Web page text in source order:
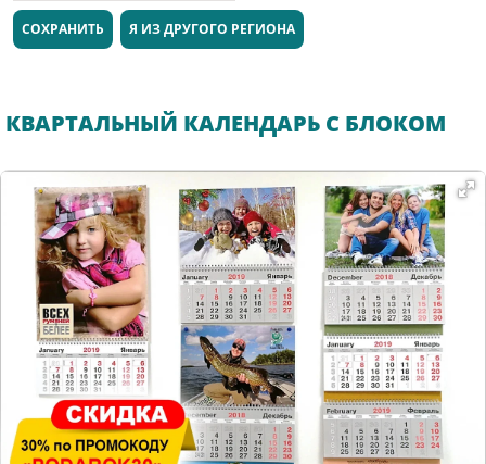
СОХРАНИТЬ Я ИЗ ДРУГОГО РЕГИОНА
КВАРТАЛЬНЫЙ КАЛЕНДАРЬ С БЛОКОМ